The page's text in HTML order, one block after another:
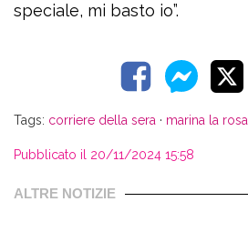
speciale, mi basto io”.
Tags: corriere della sera · marina la rosa
Pubblicato il 20/11/2024 15:58
ALTRE NOTIZIE